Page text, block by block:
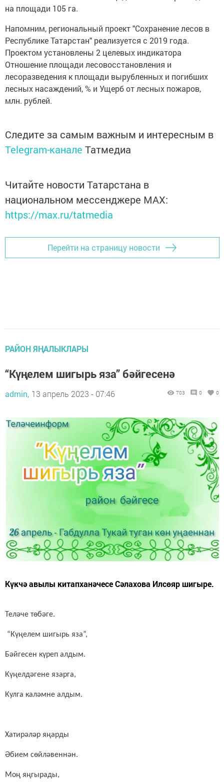
на площади 105 га.
Напомним, региональный проект "Сохранение лесов в
Республике Татарстан" реализуется с 2019 года.
Проектом установлены 2 целевых индикатора
Отношение площади лесовосстановления и
лесоразведения к площади вырубленных и погибших
лесных насаждений, % и Ущерб от лесных пожаров,
млн. рублей.
Следите за самым важным и интересным в
Telegram-канале Татмедиа
Читайте новости Татарстана в
национальном мессенджере MАХ:
https://max.ru/tatmedia
Перейти на страницу новости
РАЙОН ЯҢАЛЫКЛАРЫ
“Күңелем шигырь яза” бәйгесенә
admin, 13 апрель 2023 - 07:46 703 0 0
Күкчә авылы китапханәчесе Сәлахова Илсөяр шигыре.
Теләче төбәге.
“Күңелем шигырь яза”,
Бәйгесен күреп алдым.
Күңелдәгене язарга,
Кулга каләмне алдым.
Хатирәләр яңарды
Әбием сөйләвеннән.
Моң яңгырады,